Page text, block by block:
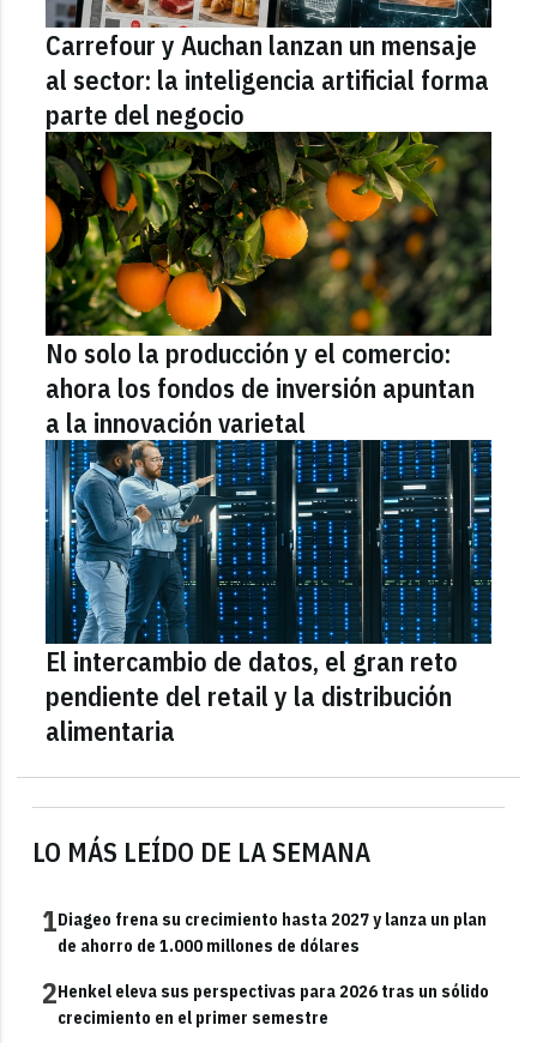
LO MÁS LEÍDO DE LA SEMANA
1Diageo frena su crecimiento hasta 2027 y lanza un plan
de ahorro de 1.000 millones de dólares
2Henkel eleva sus perspectivas para 2026 tras un sólido
crecimiento en el primer semestre
Carrefour y Auchan lanzan un mensaje
al sector: la inteligencia artificial forma
parte del negocio
No solo la producción y el comercio:
ahora los fondos de inversión apuntan
a la innovación varietal
El intercambio de datos, el gran reto
pendiente del retail y la distribución
alimentaria